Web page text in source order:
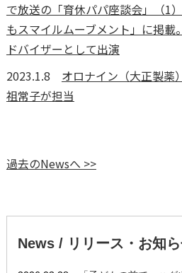
で放送の「育休パパ座談会」（1
もスマイルムーブメント」に掲載
ドバイザーとして出演
2023.1.8 オロナイン（大正製薬
祖常子が担当
過去のNewsへ >>